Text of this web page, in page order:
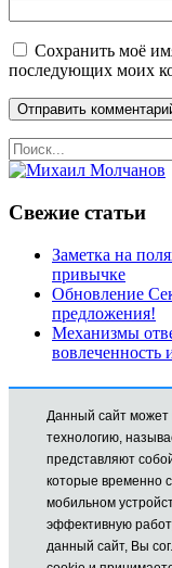
Сохранить моё
последующих моих
Свежие статьи
Заметка на
привычке
Обновление
предложения!
Механизмы
вовлеченность
Рубрики
Автоматизация
Заработок в
Новости
Обучение
Продвижение
Технические
Данный сайт может
технологию, называемую cookie. Файлы cookie
представляют
которые временно сохраняются на вашем компьютере или
мобильном
эффективную работу сайта.
данный сайт, Вы